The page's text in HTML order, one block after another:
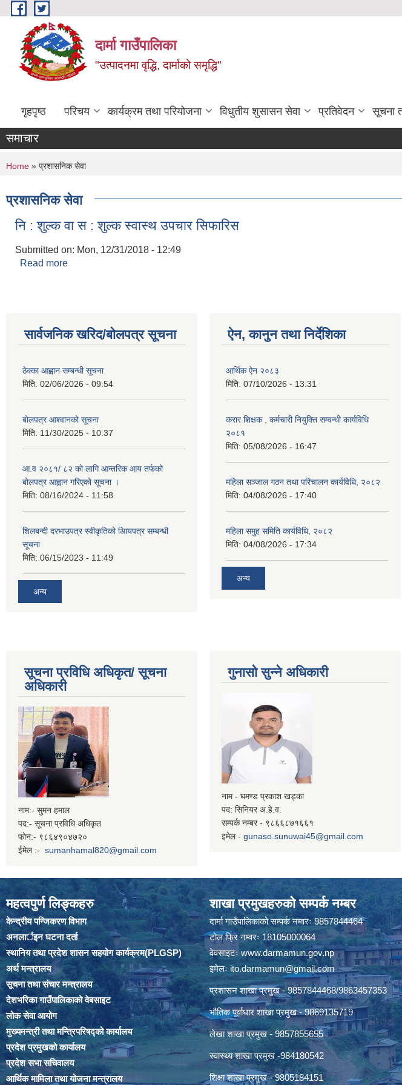
Skip to main content
दार्मा गाउँपालिका
"उत्पादनमा वृद्धि, दार्माको समृद्धि"
गृहपृष्ठ परिचय कार्यक्रम तथा परियोजना विधुतीय शुसासन सेवा प्रतिवेदन सूचना
समाचार
You are here
Home » प्रशासनिक सेवा
प्रशासनिक सेवा
नि : शुल्क वा स : शुल्क स्वास्थ उपचार सिफारिस
Submitted on: Mon, 12/31/2018 - 12:49
Read more
सार्वजनिक खरिद/बोलपत्र सूचना
ठेक्का आह्वान सम्बन्धी सूचना
मिति: 02/06/2026 - 09:54
बोलपत्र आश्वानको सूचना
मिति: 11/30/2025 - 10:37
आ.व २०८१/ ८२ को लागि आन्तरिक आय तर्फको
बोलपत्र आह्वान गरिएको सूचना ।
मिति: 08/16/2024 - 11:58
शिलबन्दी दरभाउपत्र स्वीकृतिको आियपत्र सम्बन्धी
सूचना
मिति: 06/15/2023 - 11:49
अन्य
ऐन, कानुन तथा निर्देशिका
आर्थिक ऐन २०८३
मिति: 07/10/2026 - 13:31
करार शिक्षक , कर्मचारी नियुक्ति सम्वन्धी कार्यविधि
२०८१
मिति: 05/08/2026 - 16:47
महिला सञ्जाल गठन तथा परिचालन कार्यविधि, २०८२
मिति: 04/08/2026 - 17:40
महिला समुह समिति कार्यविधि, २०८२
मिति: 04/08/2026 - 17:34
अन्य
सूचना प्रविधि अधिकृत/ सूचना
अधिकारी
नाम:- सुमन हमाल
पद:- सूचना प्रविधि अधिकृत
फोन:- ९८६४९०४७२०
ईमेल :- sumanhamal820@gmail.com
गुनासो सुन्ने अधिकारी
नाम - घमण्ड प्रकाश खड्का
पद: सिनियर अ.हे.व.
सम्पर्क नम्बर - ९८६६८७१६६१
इमेल - gunaso.sunuwai45@gmail.com
महत्वपुर्ण लिङ्कहरु
केन्द्रीय पन्जिकरण विभाग
अनलार्इन घटना दर्ता
स्थानिय तथा प्रदेश शासन सहयोग कार्यक्रम(PLGSP)
अर्थ मन्त्रालय
सूचना तथा संचार मन्त्रालय
देशभरिका गाउँपालिकाको वेबसाइट
लोक सेवा आयोग
मुख्यमन्त्री तथा मन्त्रिपरिषद्को कार्यालय
प्रदेश प्रमुखको कार्यालय
प्रदेश सभा सचिवालय
आर्थिक मामिला तथा योजना मन्त्रालय
शाखा प्रमुखहरुको सम्पर्क नम्बर
दार्मा गाउँपालिकाको सम्पर्क नम्वरः 9857844464
टोल फ्रि नम्वरः 18105000064
वेवसाइटःwww.darmamun.gov.np
इमेलः ito.darmamun@gmail.com
प्रशासन शाखा प्रमुख - 9857844468/9863457353
भौतिक पूर्वाधार शाखा प्रमुख - 9869135719
लेखा शाखा प्रमुख - 9857855655
स्वास्थ्य शाखा प्रमुख -984180542
शिक्षा शाखा प्रमुख - 9805184151